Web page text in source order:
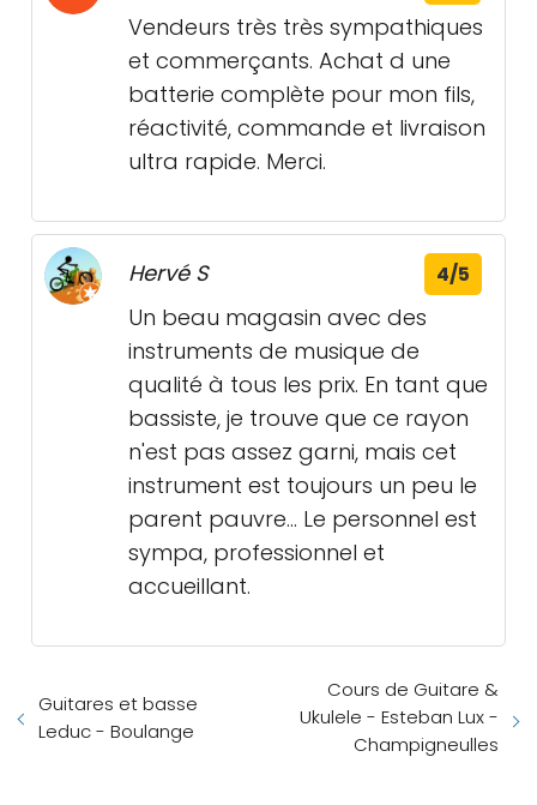
Vendeurs très très sympathiques
et commerçants. Achat d une
batterie complète pour mon fils,
réactivité, commande et livraison
ultra rapide. Merci.
Hervé S 4/5
Un beau magasin avec des
instruments de musique de
qualité à tous les prix. En tant que
bassiste, je trouve que ce rayon
n'est pas assez garni, mais cet
instrument est toujours un peu le
parent pauvre... Le personnel est
sympa, professionnel et
accueillant.
Guitares et basse
Leduc - Boulange
Cours de Guitare &
Ukulele - Esteban Lux -
Champigneulles